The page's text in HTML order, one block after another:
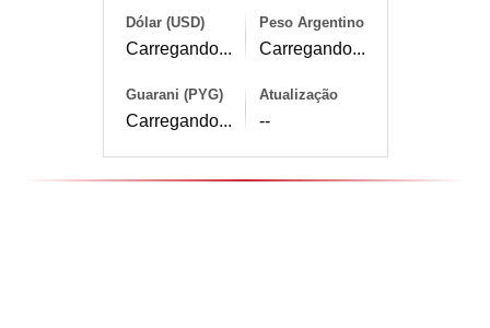
Dólar (USD)
Carregando...
Peso Argentino
Carregando...
Guarani (PYG)
Carregando...
Atualização
--